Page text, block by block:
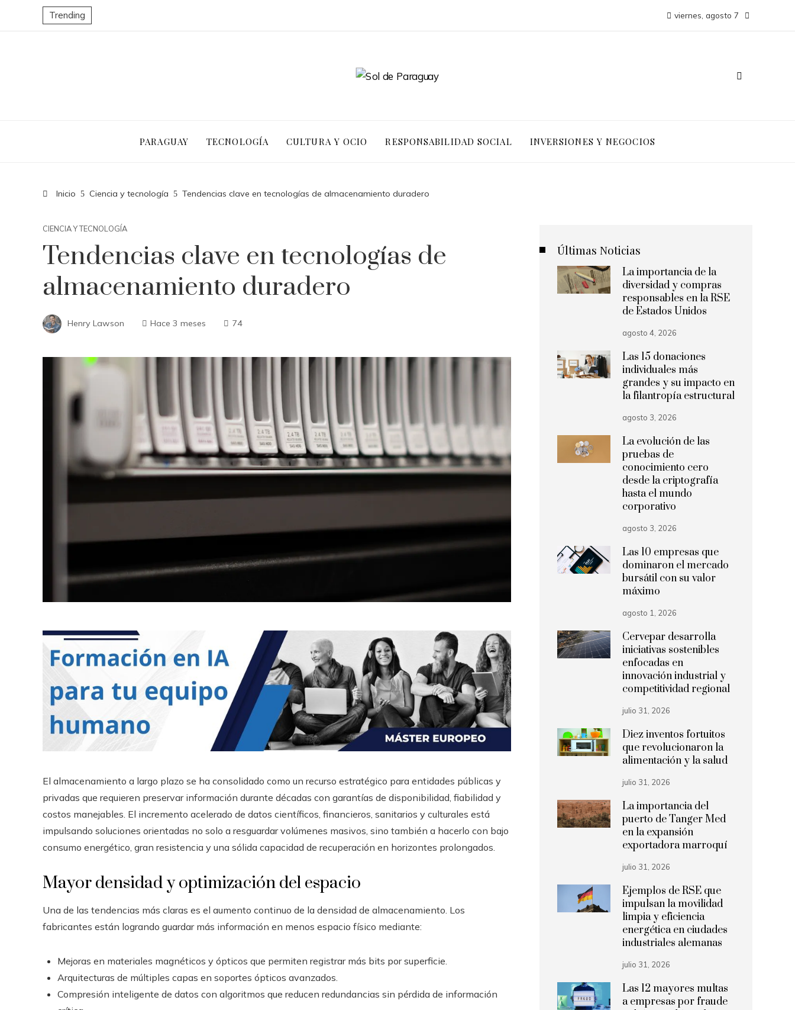
Trending viernes, agosto 7
PARAGUAY TECNOLOGÍA CULTURA Y OCIO RESPONSABILIDAD SOCIAL INVERSIONES Y NEGOCIOS
Inicio Ciencia y tecnología Tendencias clave en tecnologías de almacenamiento duradero
CIENCIA Y TECNOLOGÍA
Tendencias clave en tecnologías de
almacenamiento duradero
Henry Lawson Hace 3 meses 74
El almacenamiento a largo plazo se ha consolidado como un recurso estratégico para entidades públicas y
privadas que requieren preservar información durante décadas con garantías de disponibilidad, fiabilidad y
costos manejables. El incremento acelerado de datos científicos, financieros, sanitarios y culturales está
impulsando soluciones orientadas no solo a resguardar volúmenes masivos, sino también a hacerlo con bajo
consumo energético, gran resistencia y una sólida capacidad de recuperación en horizontes prolongados.
Mayor densidad y optimización del espacio
Una de las tendencias más claras es el aumento continuo de la densidad de almacenamiento. Los
fabricantes están logrando guardar más información en menos espacio físico mediante:
Mejoras en materiales magnéticos y ópticos que permiten registrar más bits por superficie.
Arquitecturas de múltiples capas en soportes ópticos avanzados.
Compresión inteligente de datos con algoritmos que reducen redundancias sin pérdida de información
Últimas Noticias
La importancia de la
diversidad y compras
responsables en la RSE
de Estados Unidos
agosto 4, 2026
Las 15 donaciones
individuales más
grandes y su impacto en
la filantropía estructural
agosto 3, 2026
La evolución de las
pruebas de
conocimiento cero
desde la criptografía
hasta el mundo
corporativo
agosto 3, 2026
Las 10 empresas que
dominaron el mercado
bursátil con su valor
máximo
agosto 1, 2026
Cervepar desarrolla
iniciativas sostenibles
enfocadas en
innovación industrial y
competitividad regional
julio 31, 2026
Diez inventos fortuitos
que revolucionaron la
alimentación y la salud
julio 31, 2026
La importancia del
puerto de Tanger Med
en la expansión
exportadora marroquí
julio 31, 2026
Ejemplos de RSE que
impulsan la movilidad
limpia y eficiencia
energética en ciudades
industriales alemanas
julio 31, 2026
Las 12 mayores multas
a empresas por fraude